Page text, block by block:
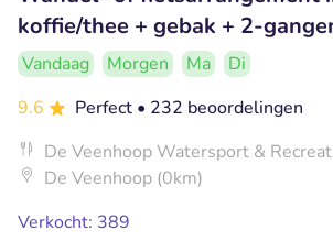
koffie/thee + gebak + 2-
Vandaag Morgen Ma
Di
9.6
Perfect • 232 beoordelingen
De Veenhoop Watersport &
De Veenhoop (0km)
Verkocht: 389